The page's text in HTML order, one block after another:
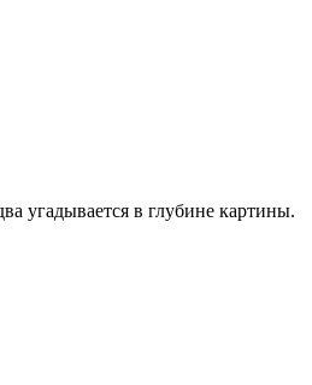
угадывается в глубине картины.